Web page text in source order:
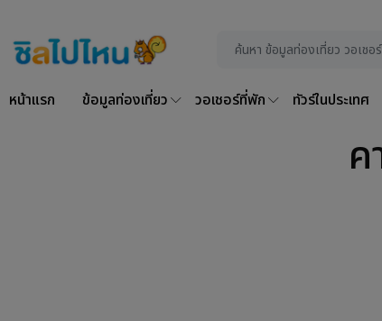
หน้าแรก ข้อมูลท่องเที่ยว วอเชอร์ที่พัก ทัวร์ในประเทศ